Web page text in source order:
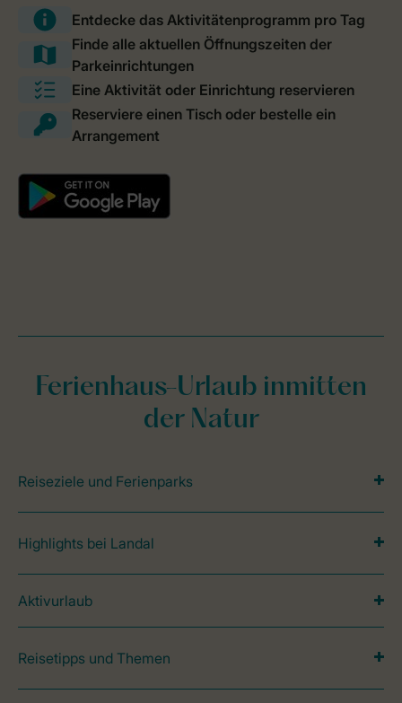
Ferienhaus-Urlaub inmitten
der Natur
Reiseziele und Ferienparks
Highlights bei Landal
Aktivurlaub
Reisetipps und Themen